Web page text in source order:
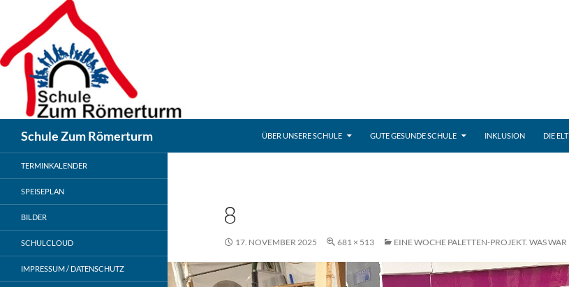
springen
Schule Zum Römerturm ÜBER UNSERE SCHULE GUTE GESUNDE SCHULE INKLUSION DIE
8
17. NOVEMBER 2025 681 × 513 EINE WOCHE PALETTEN-PROJEKT. WAS
TERMINKALENDER
SPEISEPLAN
BILDER
SCHULCLOUD
IMPRESSUM / DATENSCHUTZ